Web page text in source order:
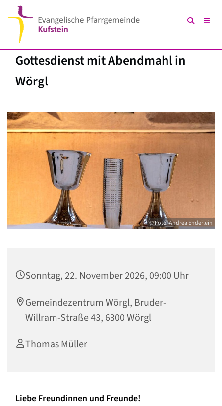
Gottesdienst mit Abendmahl in
Wörgl
© Foto: Andrea Enderlein
Sonntag, 22. November 2026, 09:00 Uhr
Gemeindezentrum Wörgl, Bruder-
Willram-Straße 43, 6300 Wörgl
Thomas Müller
Liebe Freundinnen und Freunde!